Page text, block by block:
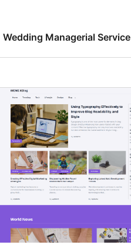
Wedding Managerial Service